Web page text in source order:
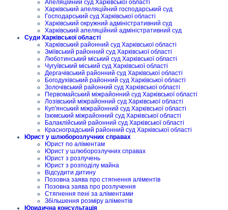
Апеляційний суд Харківської області
Харківський апеляційний господарський суд
Господарський суд Харківської області
Харківський окружний адміністративний суд
Харківський апеляційний адміністративний суд
Суди Харківської області
Харківський районний суд Харківської області
Зміївський районний суд Харківської області
Люботинський міський суд Харківської області
Чугуївський міський суд Харківської області
Дергачівський районний суд Харківської області
Богодухівський районний суд Харківської області
Золочівський районний суд Харківської області
Первомайський міжрайонний суд Харківської області
Лозівський міжрайонний суд Харківської області
Куп'янський міжрайонний суд Харківської області
Ізюмський міжрайонний суд Харківської області
Балаклійський районний суд Харківської області
Красноградський районний суд Харківської області
Юрист у шлюборозлучних справах
Юрист по аліментам
Юрист у шлюборозлучних справах
Юрист з розлучень
Юрист з розподілу майна
Відсудити дитину
Позовна заява про стягнення аліментів
Позовна заява про розлучення
Стягнення пені за аліментами
Збільшення розміру аліментів
Юридична консультація